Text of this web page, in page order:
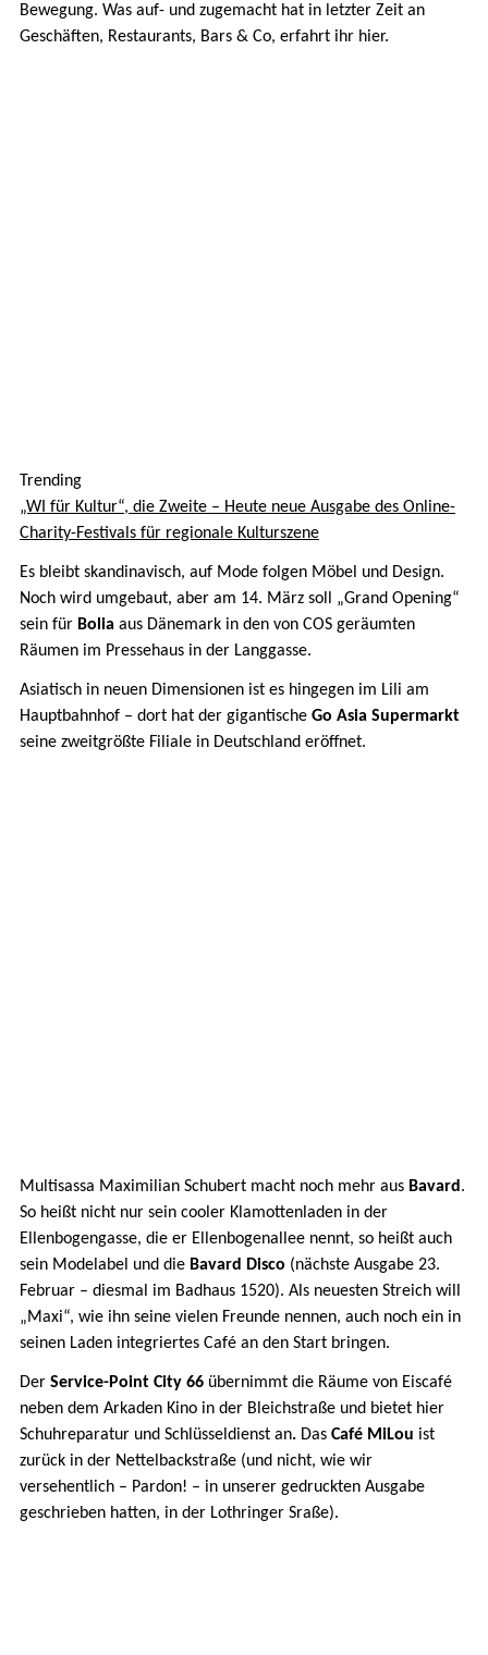
Bewegung. Was auf- und zugemacht hat in letzter Zeit an
Geschäften, Restaurants, Bars & Co, erfahrt ihr hier.
Trending
„WI für Kultur“, die Zweite – Heute neue Ausgabe des Online-
Charity-Festivals für regionale Kulturszene
Es bleibt skandinavisch, auf Mode folgen Möbel und Design.
Noch wird umgebaut, aber am 14. März soll „Grand Opening“
sein für Bolia aus Dänemark in den von COS geräumten
Räumen im Pressehaus in der Langgasse.
Asiatisch in neuen Dimensionen ist es hingegen im Lili am
Hauptbahnhof – dort hat der gigantische Go Asia Supermarkt
seine zweitgrößte Filiale in Deutschland eröffnet.
Multisassa Maximilian Schubert macht noch mehr aus Bavard .
So heißt nicht nur sein cooler Klamottenladen in der
Ellenbogengasse, die er Ellenbogenallee nennt, so heißt auch
sein Modelabel und die Bavard Disco (nächste Ausgabe 23.
Februar – diesmal im Badhaus 1520). Als neuesten Streich will
„Maxi“, wie ihn seine vielen Freunde nennen, auch noch ein in
seinen Laden integriertes Café an den Start bringen.
Der Service-Point City 66 übernimmt die Räume von Eiscafé
neben dem Arkaden Kino in der Bleichstraße und bietet hier
Schuhreparatur und Schlüsseldienst an. Das Café MiLou ist
zurück in der Nettelbackstraße (und nicht, wie wir
versehentlich – Pardon! – in unserer gedruckten Ausgabe
geschrieben hatten, in der Lothringer Sraße).